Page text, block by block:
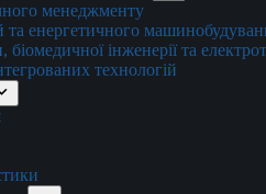
менеджменту
та енергетичного
інженерії та
технологій